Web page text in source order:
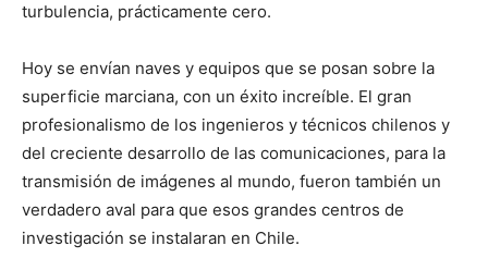
turbulencia, prácticamente cero.
Hoy se envían naves y equipos que se posan sobre la
superficie marciana, con un éxito increíble. El gran
profesionalismo de los ingenieros y técnicos chilenos y
del creciente desarrollo de las comunicaciones, para la
transmisión de imágenes al mundo, fueron también un
verdadero aval para que esos grandes centros de
investigación se instalaran en Chile.